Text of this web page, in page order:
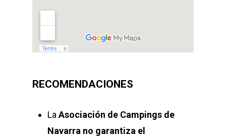
RECOMENDACIONES
La Asociación de Campings de
Navarra no garantiza el